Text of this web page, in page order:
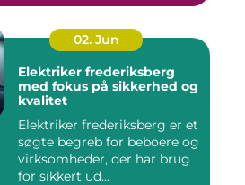
02. Jun
Elektriker frederiksberg
med fokus på sikkerhed og
kvalitet
Elektriker frederiksberg er et
søgte begreb for beboere og
virksomheder, der har brug
for sikkert ud...